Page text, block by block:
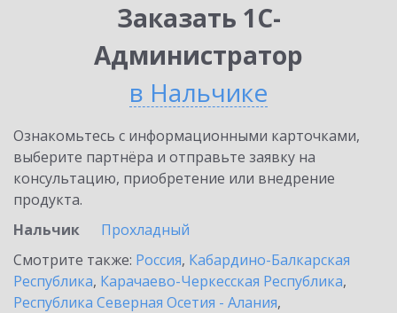
Заказать 1С-
Администратор
в Нальчике
Ознакомьтесь с информационными карточками,
выберите партнёра и отправьте заявку на
консультацию, приобретение или внедрение
продукта.
Нальчик
Прохладный
Смотрите также: Россия, Кабардино-Балкарская
Республика, Карачаево-Черкесская Республика,
Республика Северная Осетия - Алания,